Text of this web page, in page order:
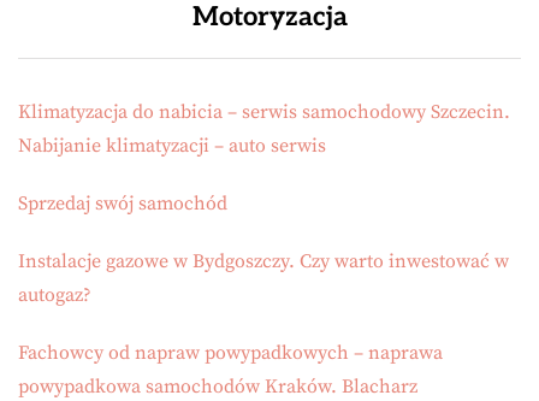
Motoryzacja
Klimatyzacja do nabicia – serwis samochodowy Szczecin.
Nabijanie klimatyzacji – auto serwis
Sprzedaj swój samochód
Instalacje gazowe w Bydgoszczy. Czy warto inwestować w
autogaz?
Fachowcy od napraw powypadkowych – naprawa
powypadkowa samochodów Kraków. Blacharz